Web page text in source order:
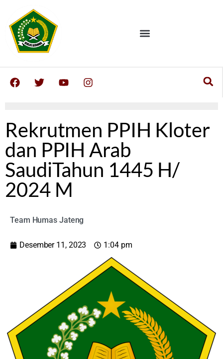
Rekrutmen PPIH Kloter
dan PPIH Arab
SaudiTahun 1445 H/
2024 M
Team Humas Jateng
Desember 11, 2023 1:04 pm